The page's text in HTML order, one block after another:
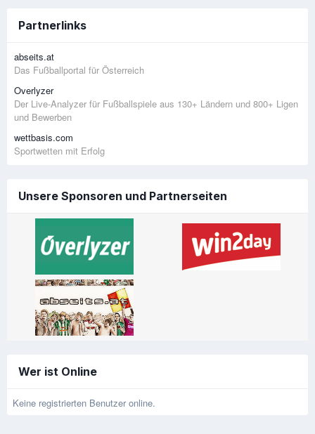
Partnerlinks
abseits.at
Das Fußballportal für Österreich
Overlyzer
Der Live-Analyzer für Fußballspiele aus 130+ Ländern und 800+ Ligen
und Bewerben
wettbasis.com
Sportwetten mit Erfolg
Unsere Sponsoren und Partnerseiten
Wer ist Online
Keine registrierten Benutzer online.